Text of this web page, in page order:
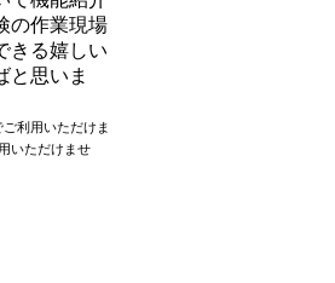
の作業現場
きる嬉しい
と思いま
利用いただけま
いただけませ